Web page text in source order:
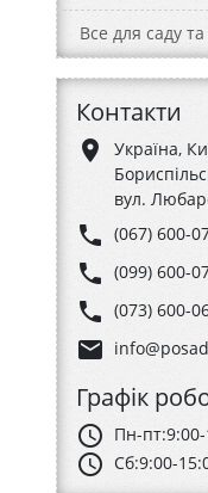
Все для саду
Контакти
place
Україна,
вул.
phone (067) 600-
phone (099) 600-
phone (073) 600-
email
Графік
schedule Пн-пт:
schedule Сб:9:00-